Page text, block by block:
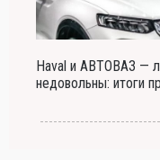
Haval и АВТОВАЗ —
недовольны: итоги